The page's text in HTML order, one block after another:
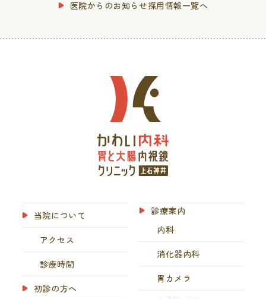
医院からのお知らせ採用情報一覧へ
当院について
アクセス
診療時間
初診の方へ
診療案内
内科
消化器内科
胃カメラ